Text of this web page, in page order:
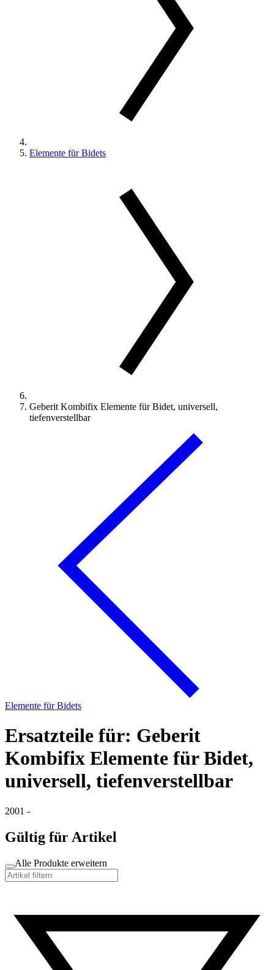
Elemente für Bidets
Geberit Kombifix Elemente für Bidet, universell,
tiefenverstellbar
Elemente für Bidets
Ersatzteile für: Geberit
Kombifix Elemente für Bidet,
universell, tiefenverstellbar
2001 -
Gültig für Artikel
Alle Produkte erweitern